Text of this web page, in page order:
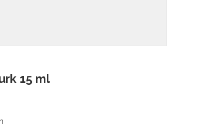
15 ml